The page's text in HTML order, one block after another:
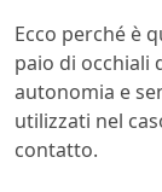
Ecco perché è
paio di occhiali
autonomia e
utilizzati nel
contatto.